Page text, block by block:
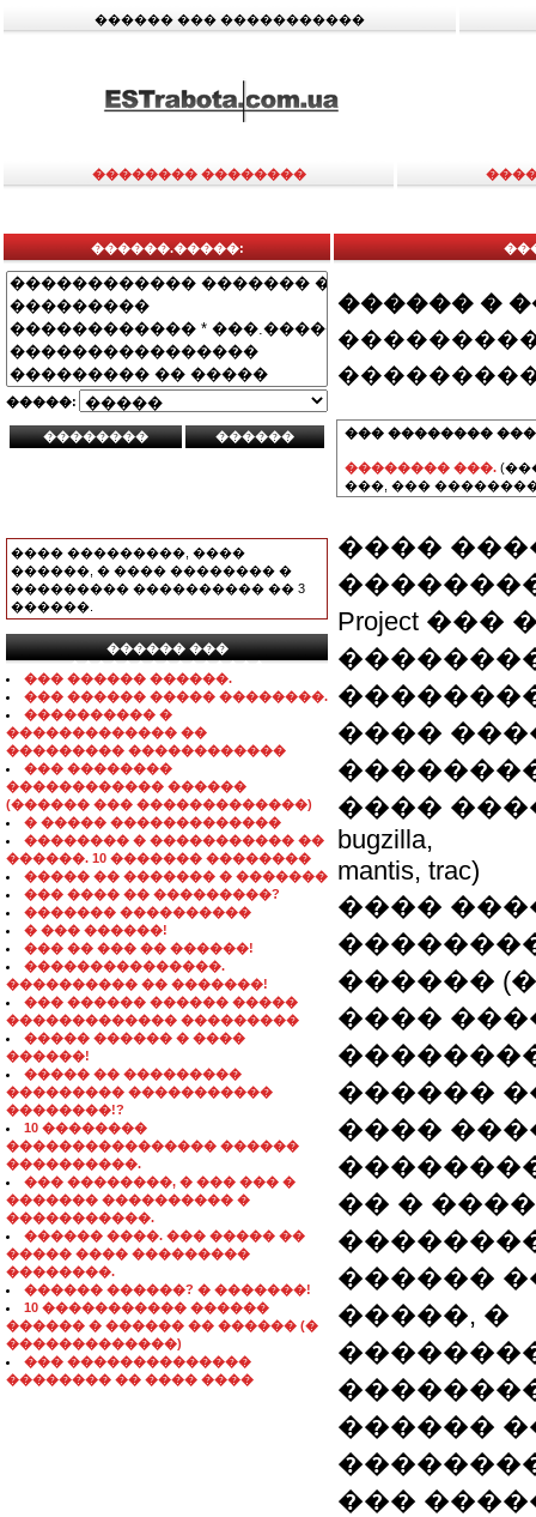
������ ��� �����������
�������� ��������
������.�����:
�����:
���� ���������, ����
������, � ���� �������� �
��������� ���������� �� 3
������.
������ ���
���������������
��� ������ ������.
��� ������ ����� ��������.
���������� �
������������� ��
��������� ������������
��� ��������
������������ ������
(������ ��� �������������)
� ����� �������������
�������� � ����������� ��
������. 10 ������� ��������
����� �� ������� � �������
��� ���� �� ���������?
������� ����������
� ��� ������!
��� �� ��� �� ������!
���������������.
���������� �� �������!
��� ������ ������ �����
������������� ���������
����� ������ � ����
������!
����� �� ���������
��������� �����������
��������!?
10 ��������
���������������� ������
����������.
��� ��������, � ��� ��� �
������� ���������� �
�����������.
������ ����. ��� ����� ��
����� ���� ���������
��������.
������ ������? � �������!
10 ����������� ������
������ � ������ �� ������ (�
�������������)
��� ��������������
�������� �� ���� ����
������ �
��� ��������
�������� ���.
���, ���
����
Project
����
����
bugzilla,
mantis, trac)
����
������
����
������
����
�� �
������
�����, �
������
���